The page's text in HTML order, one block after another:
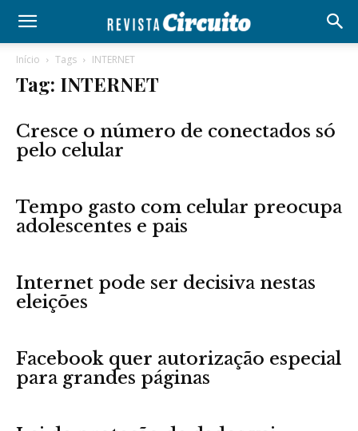
Início Tags INTERNET
Tag: INTERNET
Cresce o número de conectados só
pelo celular
Tempo gasto com celular preocupa
adolescentes e pais
Internet pode ser decisiva nestas
eleições
Facebook quer autorização especial
para grandes páginas